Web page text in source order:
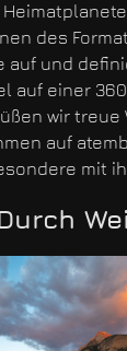
des
auf und
auf einer
wir treue
auf
mit